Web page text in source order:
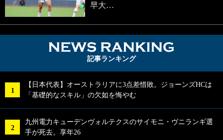
早大…
記事ランキング
【日本代表】オーストラリアに3点差惜敗。ジョーンズHCは
「基礎的なスキル」の欠如を悔やむ
九州電力キューデンヴォルテクスのサイモニ・ヴニランギ選
手が死去。享年26